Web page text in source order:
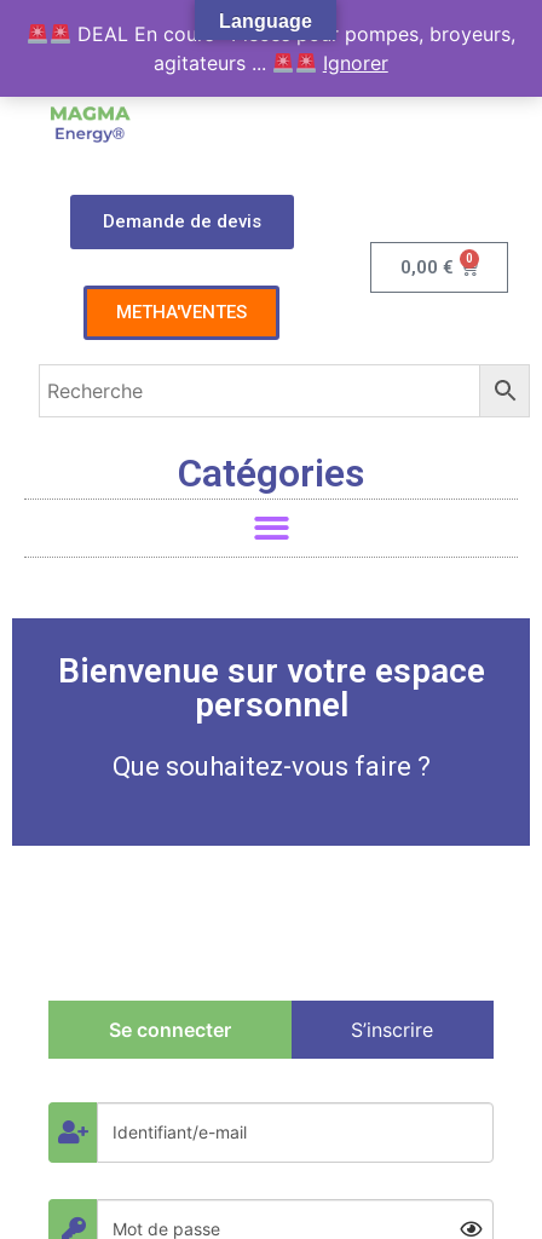
Demande de devis
METHA'VENTES
0,00€ 0
Catégories
Bienvenue sur votre espace
personnel
Que souhaitez-vous faire ?
Se connecter S’inscrire
Language
DEAL En cours : Pièces pour pompes, broyeurs,
agitateurs ...
Ignorer